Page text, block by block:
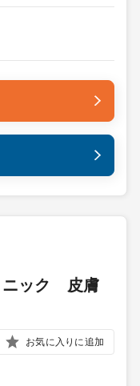
ニック 皮膚
お気に入りに追加